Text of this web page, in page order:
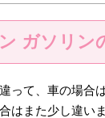
ガソリン
って、車の場合
はまた少し違い